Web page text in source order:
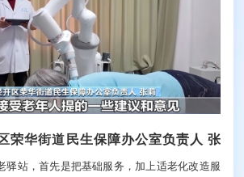
荣华街道民生保障办公室负责人 张
驿站，首先是把基础服务，加上适老化改造服